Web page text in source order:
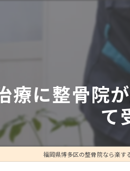
療に整骨院
て
福岡県博多区の整骨院なら楽す